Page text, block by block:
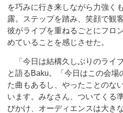
を巧みに行き来しながら力強く
露。ステップを踏み、笑顔で観
彼がライブを重ねるごとにフロ
めていることを感じさせた。
「今日は結構久しぶりのライ
と語るBaku。「今日はこの会場
た曲もあるし、やったことのな
います。みなさん、ついてくる
びかけ、オーディエンスは大き